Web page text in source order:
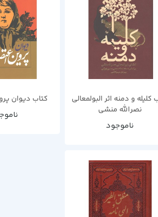
کلیله و دمنه اثر البولمعالی
نصرالله منشی
ناموجود
کتاب دیوان